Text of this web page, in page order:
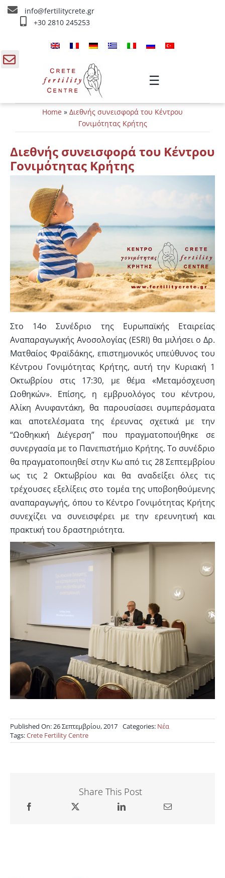
Skip
info@fertilitycrete.gr
+30 2810 245253
☰
Ποιοί είμαστε
Θεραπείες Υπογονιμότητας
Θεραπείες Αναζωογόνησης
Θεραπείες IV
Πληροφορίες
Επικοινωνία
Home » Διεθνής συνεισφορά του Κέντρου
Γονιμότητας Κρήτης
Διεθνής συνεισφορά του Κέντρου
Γονιμότητας Κρήτης
Στο 14o Συνέδριο της Ευρωπαϊκής Εταιρείας
Αναπαραγωγικής Ανοσολογίας (ESRI) θα μιλήσει ο Δρ.
Ματθαίος Φραϊδάκης, επιστημονικός υπεύθυνος του
Κέντρου Γονιμότητας Κρήτης, αυτή την Κυριακή 1
Οκτωβρίου στις 17:30, με θέμα «Μεταμόσχευση
Ωοθηκών». Επίσης, η εμβρυολόγος του κέντρου,
Αλίκη Ανυφαντάκη, θα παρουσίασει συμπεράσματα
και αποτελέσματα της έρευνας σχετικά με την
“Ωοθηκική Διέγερση” που πραγματοποιήθηκε σε
συνεργασία με το Πανεπιστήμιο Κρήτης. Το συνέδριο
θα πραγματοποιηθεί στην Κω από τις 28 Σεπτεμβρίου
ως τις 2 Οκτωβρίου και θα αναδείξει όλες τις
τρέχουσες εξελίξεις στο τομέα της υποβοηθούμενης
αναπαραγωγής, όπου το Κέντρο Γονιμότητας Κρήτης
συνεχίζει να συνεισφέρει με την ερευνητική και
πρακτική του δραστηριότητα.
Published On: 26 Σεπτεμβρίου, 2017 Categories: Νέα
Tags:Crete Fertility Centre
Share This Post